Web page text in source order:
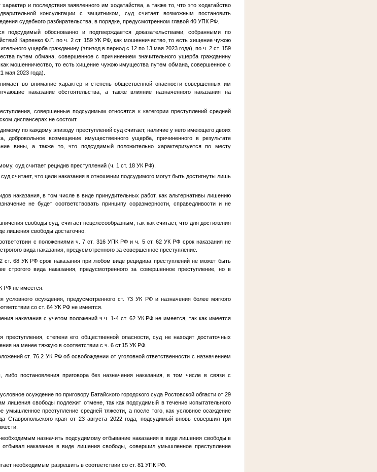
и последствия заявленного им ходатайства, а также то, что это ходатайство
консультации с защитником, суд считает возможным постановить
судебного разбирательства, в порядке, предусмотренном главой 40 УПК РФ.
подсудимый обоснованно и подтверждается доказательствами, собранными по
Карпенко Ф.Г. по ч. 2 ст. 159 УК РФ, как мошенничество, то есть хищение чужою
ущерба гражданину (эпизод в период с 12 по 13 мая 2023 года), по ч. 2 ст. 159
путем обмана, совершенное с причинением значительного ущерба гражданину
мошенничество, то есть хищение чужою имущества путем обмана, совершенное с
мая 2023 года).
во внимание характер и степень общественной опасности совершенных им
наказание обстоятельства, а также влияние назначенного наказания на
совершенные подсудимым относятся к категории преступлений средней
диспансерах не состоит.
по каждому эпизоду преступлений суд считает, наличие у него имеющего двоих
добровольное возмещение имущественного ущерба, причиненного в результате
вины, а также то, что подсудимый положительно характеризуется по месту
суд считает рецидив преступлений (ч. 1 ст. 18 УК РФ).
считает, что цели наказания в отношении подсудимого могут быть достигнуты лишь
наказания, в том числе в виде принудительных работ, как альтернативы лишению
не будет соответствовать принципу соразмерности, справедливости и не
свободы суд, считает нецелесообразным, так как считает, что для достижения
лишения свободы достаточно.
с положениями ч. 7 ст. 316 УПК РФ и ч. 5 ст. 62 УК РФ срок наказания не
вида наказания, предусмотренного за совершенное преступление.
ст. 68 УК РФ срок наказания при любом виде рецидива преступлений не может быть
строгого вида наказания, предусмотренного за совершенное преступление, но в
РФ не имеется.
условного осуждения, предусмотренного ст. 73 УК РФ и назначения более мягкого
со ст. 64 УК РФ не имеется.
наказания с учетом положений ч.ч. 1-4 ст. 62 УК РФ не имеется, так как имеется
степени его общественной опасности, суд не находит достаточных
на менее тяжкую в соответствии с ч. 6 ст.15 УК РФ.
ст. 76.2 УК РФ об освобождении от уголовной ответственности с назначением
постановления приговора без назначения наказания, в том числе в связи с
осуждение по приговору Батайского городского суда Ростовской области от 29
лишения свободы подлежит отмене, так как подсудимый в течение испытательного
умышленное преступление средней тяжести, а после того, как условное осаждение
Ставропольского края от 23 августа 2022 года, подсудимый вновь совершил три
назначить подсудимому отбывание наказания в виде лишения свободы в
отбывал наказание в виде лишения свободы, совершил умышленное преступление
необходимым разрешить в соответствии со ст. 81 УПК РФ.